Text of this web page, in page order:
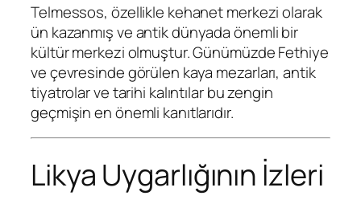
Telmessos, özellikle kehanet merkezi olarak
ün kazanmış ve antik dünyada önemli bir
kültür merkezi olmuştur. Günümüzde Fethiye
ve çevresinde görülen kaya mezarları, antik
tiyatrolar ve tarihi kalıntılar bu zengin
geçmişin en önemli kanıtlarıdır.
Likya Uygarlığının İzleri